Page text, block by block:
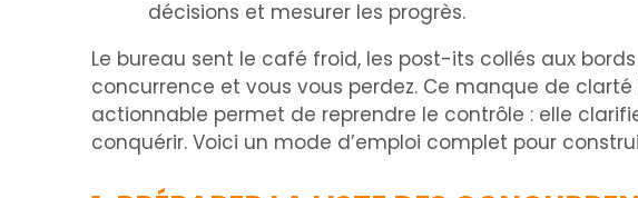
décisions et mesurer les progrès.
Le bureau sent le café froid, les post-its collés aux
concurrence et vous vous perdez. Ce manque de
actionnable permet de reprendre le contrôle : elle
conquérir. Voici un mode d’emploi complet pour